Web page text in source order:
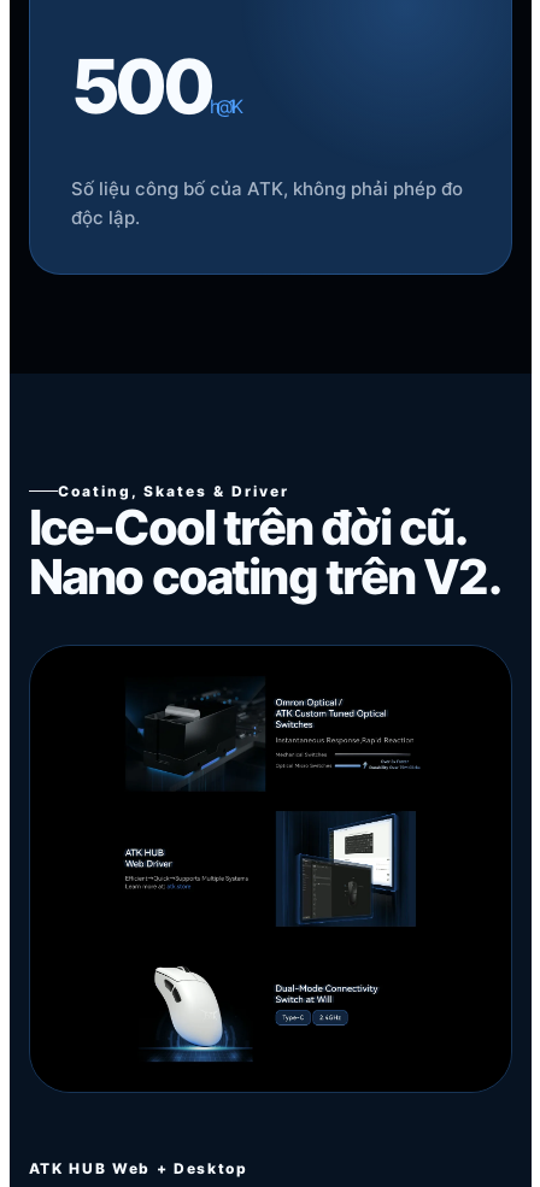
500h @1K
Số liệu công bố của ATK, không phải phép đo
độc lập.
Coating, Skates & Driver
Ice-Cool trên đời cũ.
Nano coating trên V2.
ATK HUB Web + Desktop